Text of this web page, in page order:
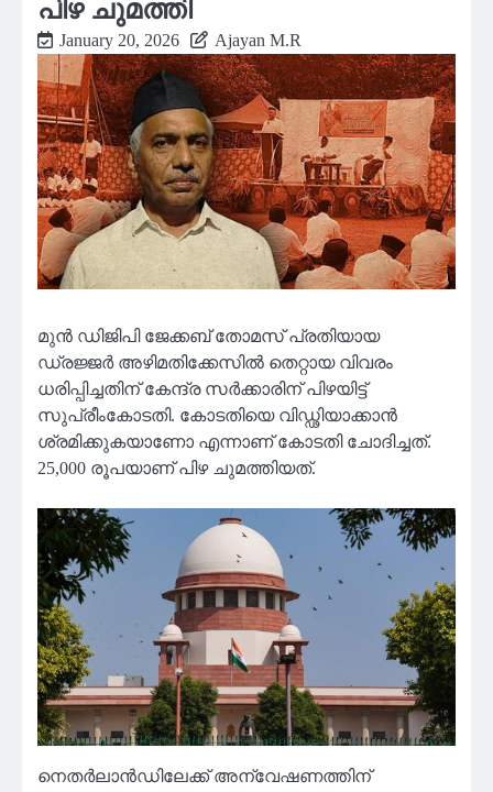
പിഴ ചുമത്തി
January 20, 2026 Ajayan M.R
മുന്‍ ഡിജിപി ജേക്കബ് തോമസ് പ്രതിയായ
ഡ്രജ്ജര്‍ അഴിമതിക്കേസില്‍ തെറ്റായ വിവരം
ധരിപ്പിച്ചതിന് കേന്ദ്ര സര്‍ക്കാരിന് പിഴയിട്ട്
സുപ്രീംകോടതി. കോടതിയെ വിഡ്ഢിയാക്കാന്‍
ശ്രമിക്കുകയാണോ എന്നാണ് കോടതി ചോദിച്ചത്.
25,000 രൂപയാണ് പിഴ ചുമത്തിയത്.
നെതര്‍ലാന്‍ഡിലേക്ക് അന്വേഷണത്തിന്